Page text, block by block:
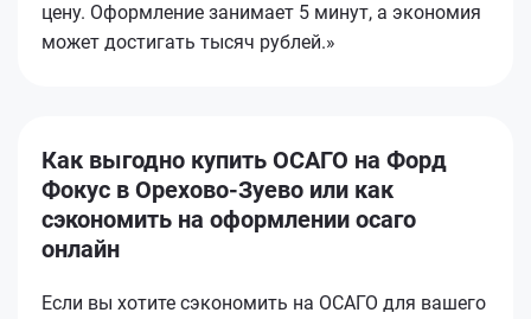
цену. Оформление занимает 5 минут, а экономия
может достигать тысяч рублей.»
Как выгодно купить ОСАГО на Форд
Фокус в Орехово-Зуево или как
сэкономить на оформлении осаго
онлайн
Если вы хотите сэкономить на ОСАГО для вашего